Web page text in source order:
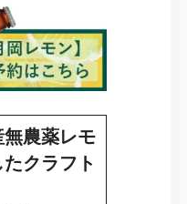
農薬レモ
クラフト